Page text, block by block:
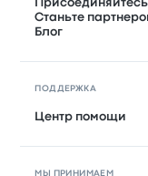
Станьте
Блог
ПОДДЕРЖКА
Центр помощи
МЫ ПРИНИМАЕМ